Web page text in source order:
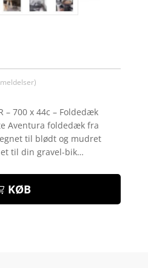
– 700 x 44c – Foldedæk
Aventura foldedæk fra
til blødt og mudret
til din gravel-bik…
KØB